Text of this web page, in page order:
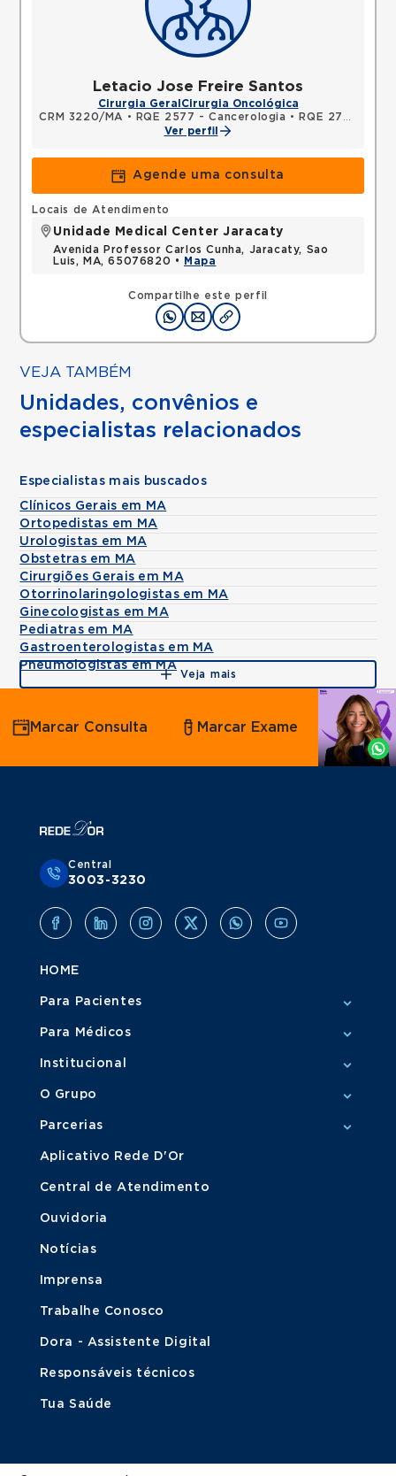
Letacio Jose Freire Santos
Cirurgia Geral Cirurgia Oncológica
CRM 3220/MA • RQE 2577 - Cancerologia •
RQE 2727 - Cirurgia geral
Ver perfil
Agende uma consulta
Compartilhe este perfil
Locais de Atendimento
Unidade Medical Center Jaracaty
Avenida Professor Carlos Cunha, Jaracaty, Sao
Luis, MA, 65076820 •
Mapa
VEJA TAMBÉM
Unidades, convênios e
especialistas relacionados
Especialistas mais buscados
Clínicos Gerais em MA
Ortopedistas em MA
Urologistas em MA
Obstetras em MA
Cirurgiões Gerais em MA
Otorrinolaringologistas em MA
Ginecologistas em MA
Pediatras em MA
Gastroenterologistas em MA
Pneumologistas em MA
Veja mais
Agende
por
Whatsapp
Marcar Consulta Marcar Exame
Central
3003-3230
HOME
Para Pacientes
Para Médicos
Institucional
O Grupo
Parcerias
Aplicativo Rede D'Or
Central de Atendimento
Ouvidoria
Notícias
Imprensa
Trabalhe Conosco
Dora - Assistente Digital
Responsáveis técnicos
Tua Saúde